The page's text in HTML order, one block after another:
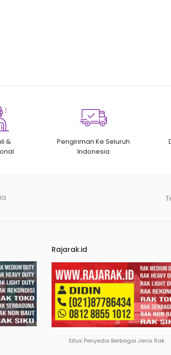
&
Pengiriman Ke Seluruh
Indonesia
Rajarak.id
Situs Penyedia Berbagai Jenis Rak